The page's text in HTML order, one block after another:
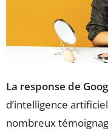
La response de
d’intelligence
nombreux